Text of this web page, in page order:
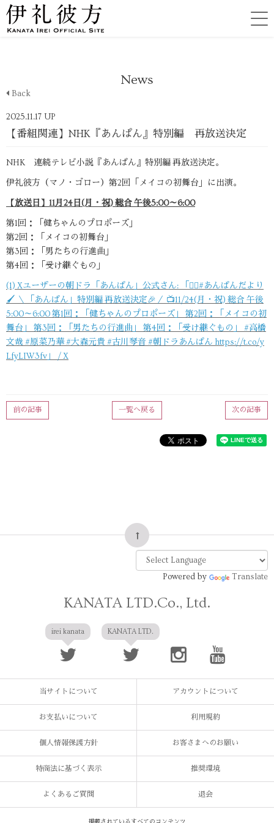
News
Back
2025.11.17 UP
【番組関連】NHK『あんぱん』特別編 再放送決定
NHK 連続テレビ小説『あんぱん』特別編 再放送決定。
伊礼彼方（マノ・ゴロー）第2回「メイコの初舞台」に出演。
【放送日】11月24日(月・祝) 総合 午後5:00～6:00
第1回：「健ちゃんのプロポーズ」
第2回：「メイコの初舞台」
第3回：「男たちの行進曲」
第4回：「受け継ぐもの」
(1) Xユーザーの朝ドラ「あんぱん」公式さん: 「🏃‍♀️#あんぱんだより
🖌 ＼「あんぱん」特別編 再放送決定🎉／ 📺11/24(月・祝) 総合 午後
5:00～6:00 第1回：「健ちゃんのプロポーズ」 第2回：「メイコの初
舞台」 第3回：「男たちの行進曲」 第4回：「受け継ぐもの」 #高橋
文哉 #原菜乃華 #大森元貴 #古川琴音 #朝ドラあんぱん https://t.co/y
LfyLIW3fv」 / X
次の記事
一覧へ戻る
前の記事
Powered by Translate
KANATA LTD.Co., Ltd.
irei kanata KANATA LTD.
当サイトについて アカウントについて
お支払いについて 利用規約
個人情報保護方針 お客さまへのお願い
特商法に基づく表示 推奨環境
よくあるご質問 退会